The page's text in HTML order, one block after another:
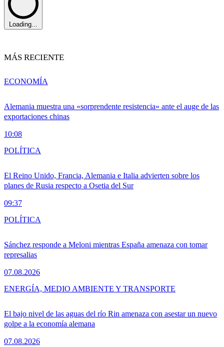
Loading...
MÁS RECIENTE
Alemania muestra una «sorprendente resistencia» ante el auge de las
exportaciones chinas
10:08
ECONOMÍA
El Reino Unido, Francia, Alemania e Italia advierten sobre los
planes de Rusia respecto a Osetia del Sur
09:37
POLÍTICA
Sánchez responde a Meloni mientras España amenaza con tomar
represalias
07.08.2026
POLÍTICA
El bajo nivel de las aguas del río Rin amenaza con asestar un nuevo
golpe a la economía alemana
07.08.2026
ENERGÍA, MEDIO AMBIENTE Y TRANSPORTE